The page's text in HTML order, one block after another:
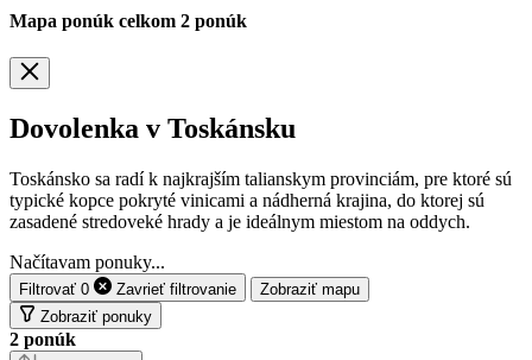
Mapa ponúk celkom 2 ponúk
Dovolenka v Toskánsku
Toskánsko sa radí k najkrajším talianskym provinciám, pre ktoré sú
typické kopce pokryté vinicami a nádherná krajina, do ktorej sú
zasadené stredoveké hrady a je ideálnym miestom na oddych.
Načítavam ponuky...
Filtrovať 0 Zavrieť filtrovanie
Zobraziť mapu
Zobraziť ponuky
2 ponúk